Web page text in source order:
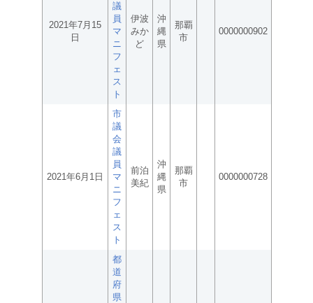
2021年7月15
日
議
員
マ
ニ
フ
ェ
ス
ト
伊波
みか
ど
沖
縄
県
那覇
市
0000000902
2021年6月1日
市
議
会
議
員
マ
ニ
フ
ェ
ス
ト
前泊
美紀
沖
縄
県
那覇
市
0000000728
都
道
府
県